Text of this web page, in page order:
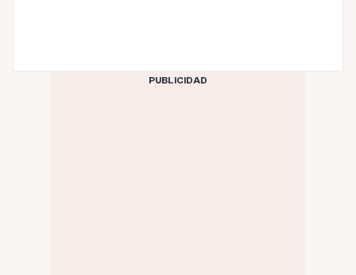
PUBLICIDAD